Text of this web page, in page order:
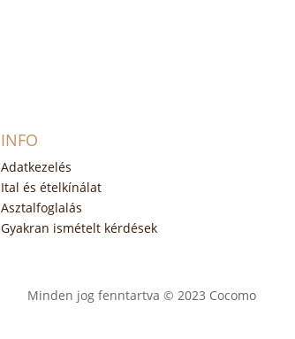
INFO
Adatkezelés
Ital és ételkínálat
Asztalfoglalás
Gyakran ismételt kérdések
Minden jog fenntartva © 2023 Cocomo